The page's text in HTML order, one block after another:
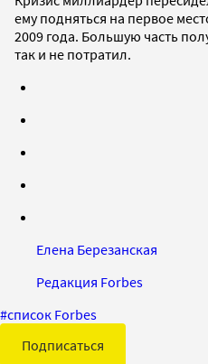
ему подняться на первое
2009 года. Большую часть
так и не потратил.
Елена Березанская
Редакция Forbes
#список Forbes
Подписаться